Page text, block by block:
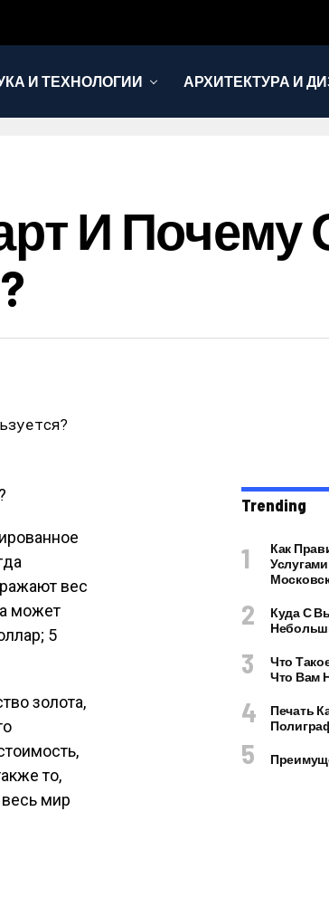
И ТЕХНОЛОГИИ АРХИТЕКТУРА И
И Почему
вес
может
5
золота,
то,
мир
Trending
Как
Куда С
Что
Что Вам
Печать